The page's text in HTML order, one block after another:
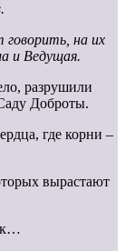
на их
и Ведущая.
разрушили
Доброты.
где корни –
вырастают